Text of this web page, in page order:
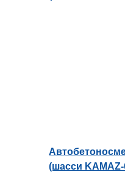
(шасси KAMAZ-